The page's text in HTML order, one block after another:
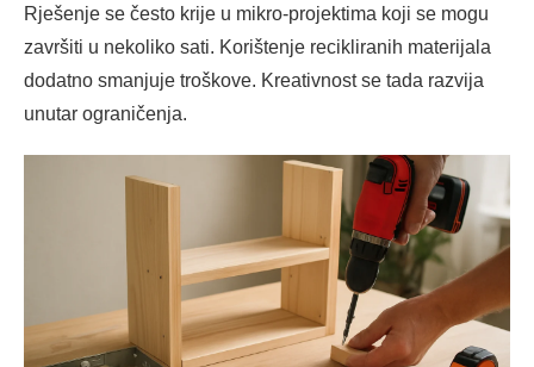
Rješenje se često krije u mikro-projektima koji se mogu
završiti u nekoliko sati. Korištenje recikliranih materijala
dodatno smanjuje troškove. Kreativnost se tada razvija
unutar ograničenja.